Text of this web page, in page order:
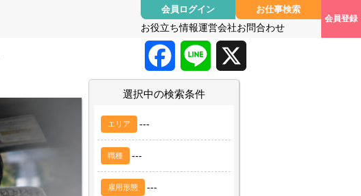
会員ログイン お仕事検索
お役立ち情報運営会社お問合わせ
会員登録
選択中の検索条件
エリア ---
職種 ---
雇用形態 ---